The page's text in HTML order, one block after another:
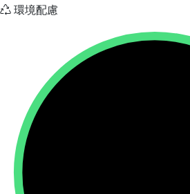
環境配慮